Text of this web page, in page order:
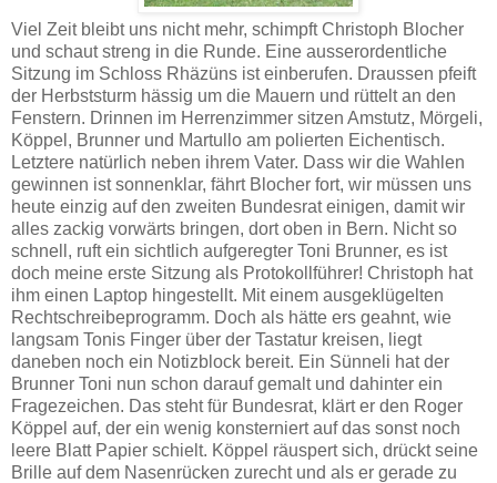
Viel Zeit bleibt uns nicht mehr, schimpft Christoph Blocher
und schaut streng in die Runde. Eine ausserordentliche
Sitzung im Schloss Rhäzüns ist einberufen. Draussen pfeift
der Herbststurm hässig um die Mauern und rüttelt an den
Fenstern. Drinnen im Herrenzimmer sitzen Amstutz, Mörgeli,
Köppel, Brunner und Martullo am polierten Eichentisch.
Letztere natürlich neben ihrem Vater. Dass wir die Wahlen
gewinnen ist sonnenklar, fährt Blocher fort, wir müssen uns
heute einzig auf den zweiten Bundesrat einigen, damit wir
alles zackig vorwärts bringen, dort oben in Bern. Nicht so
schnell, ruft ein sichtlich aufgeregter Toni Brunner, es ist
doch meine erste Sitzung als Protokollführer! Christoph hat
ihm einen Laptop hingestellt. Mit einem ausgeklügelten
Rechtschreibeprogramm. Doch als hätte ers geahnt, wie
langsam Tonis Finger über der Tastatur kreisen, liegt
daneben noch ein Notizblock bereit. Ein Sünneli hat der
Brunner Toni nun schon darauf gemalt und dahinter ein
Fragezeichen. Das steht für Bundesrat, klärt er den Roger
Köppel auf, der ein wenig konsterniert auf das sonst noch
leere Blatt Papier schielt. Köppel räuspert sich, drückt seine
Brille auf dem Nasenrücken zurecht und als er gerade zu